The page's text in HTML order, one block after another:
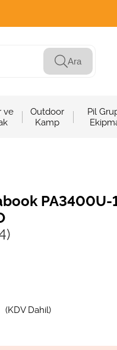
Ara
ve
Outdoor
Kamp
Pil
PA3400U-
(KDV Dahil)